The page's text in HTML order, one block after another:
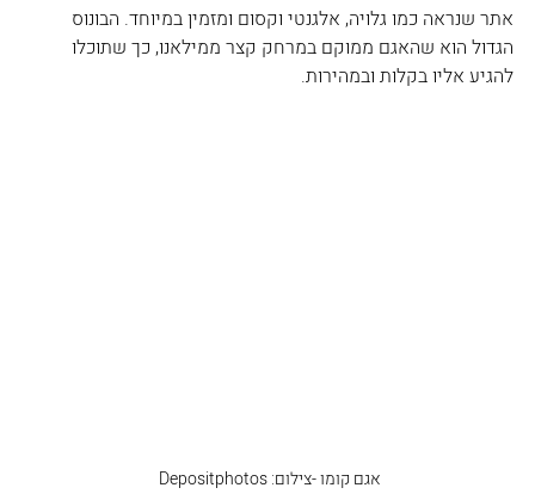
אתר שנראה כמו גלויה, אלגנטי וקסום ומזמין במיוחד. הבונוס
הגדול הוא שהאגם ממוקם במרחק קצר ממילאנו, כך שתוכלו
להגיע אליו בקלות ובמהירות.
אגם קומו -צילום: Depositphotos